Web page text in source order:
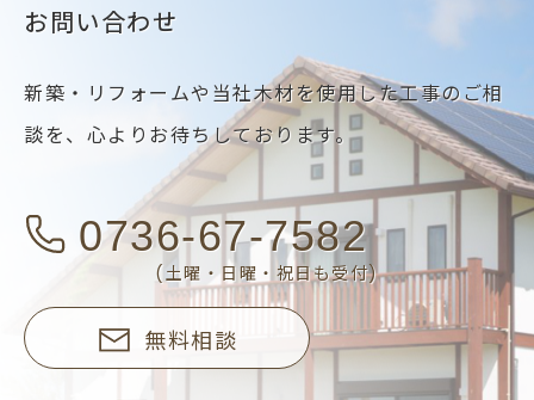
お問い合わせ
新築・リフォームや当社木材を使用した工事のご相
談を、 心よりお待ちしております。
0736-67-7582
(土曜・日曜・祝日も受付)
無料相談